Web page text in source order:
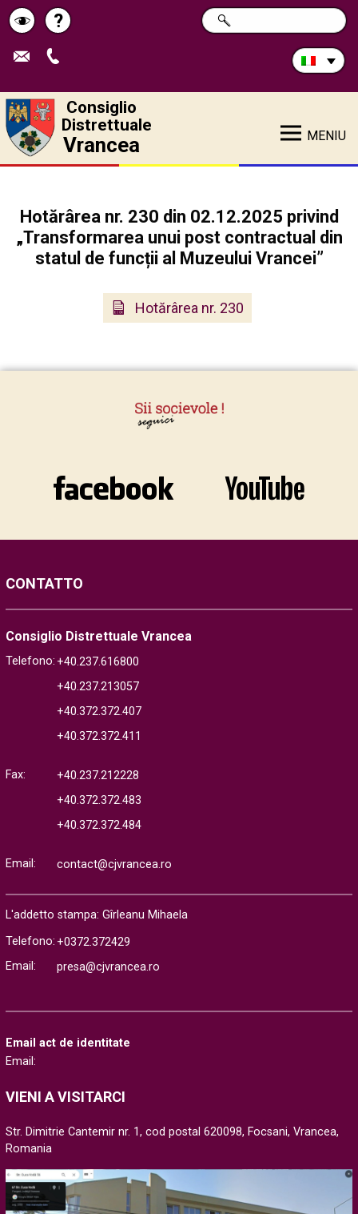
Schimbă
contrastul
Pagina
de
?
Cerca
nel
RICERCA
Consiglio
Distrettuale
Vrancea MENIU
Hotărârea nr. 230 din 02.12.2025 privind
„Transformarea unui post contractual din
statul de funcții al Muzeului Vrancei”
Hotărârea nr. 230
CONTATTO
Consiglio Distrettuale Vrancea
Telefono: +40.237.616800
+40.237.213057
+40.372.372.407
+40.372.372.411
Fax:
+40.237.212228
+40.372.372.483
+40.372.372.484
Email: contact@cjvrancea.ro
L'addetto stampa: Gîrleanu Mihaela
Telefono: +0372.372429
Email:
presa@cjvrancea.ro
Email act de identitate
Email:
VIENI A VISITARCI
Str. Dimitrie Cantemir nr. 1, cod postal 620098, Focsani, Vrancea,
Romania